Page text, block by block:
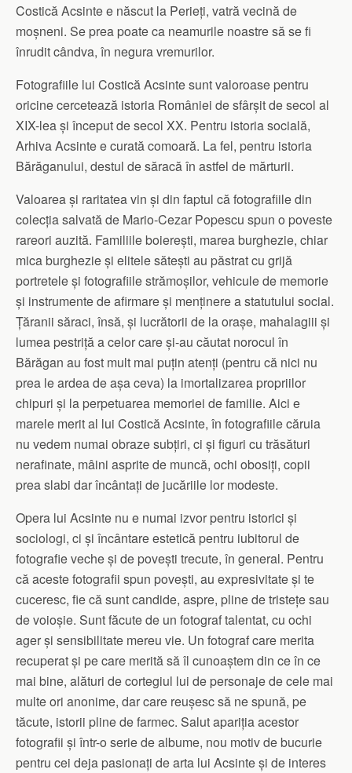
Costică Acsinte e născut la Perieţi, vatră vecină de
moşneni. Se prea poate ca neamurile noastre să se fi
înrudit cândva, în negura vremurilor.
Fotografiile lui Costică Acsinte sunt valoroase pentru
oricine cercetează istoria României de sfârşit de secol al
XIX-lea şi început de secol XX. Pentru istoria socială,
Arhiva Acsinte e curată comoară. La fel, pentru istoria
Bărăganului, destul de săracă în astfel de mărturii.
Valoarea şi raritatea vin şi din faptul că fotografiile din
colecţia salvată de Mario-Cezar Popescu spun o poveste
rareori auzită. Familiile boiereşti, marea burghezie, chiar
mica burghezie şi elitele săteşti au păstrat cu grijă
portretele şi fotografiile strămoşilor, vehicule de memorie
şi instrumente de afirmare şi menţinere a statutului social.
Ţăranii săraci, însă, şi lucrătorii de la oraşe, mahalagiii şi
lumea pestriţă a celor care şi-au căutat norocul în
Bărăgan au fost mult mai puţin atenţi (pentru că nici nu
prea le ardea de aşa ceva) la imortalizarea propriilor
chipuri şi la perpetuarea memoriei de familie. Aici e
marele merit al lui Costică Acsinte, în fotografiile căruia
nu vedem numai obraze subţiri, ci şi figuri cu trăsături
nerafinate, mâini asprite de muncă, ochi obosiţi, copii
prea slabi dar încântaţi de jucăriile lor modeste.
Opera lui Acsinte nu e numai izvor pentru istorici şi
sociologi, ci şi încântare estetică pentru iubitorul de
fotografie veche şi de poveşti trecute, în general. Pentru
că aceste fotografii spun poveşti, au expresivitate şi te
cuceresc, fie că sunt candide, aspre, pline de tristeţe sau
de voioşie. Sunt făcute de un fotograf talentat, cu ochi
ager şi sensibilitate mereu vie. Un fotograf care merita
recuperat şi pe care merită să îl cunoaştem din ce în ce
mai bine, alături de cortegiul lui de personaje de cele mai
multe ori anonime, dar care reuşesc să ne spună, pe
tăcute, istorii pline de farmec. Salut apariţia acestor
fotografii şi într-o serie de albume, nou motiv de bucurie
pentru cei deja pasionaţi de arta lui Acsinte şi de interes